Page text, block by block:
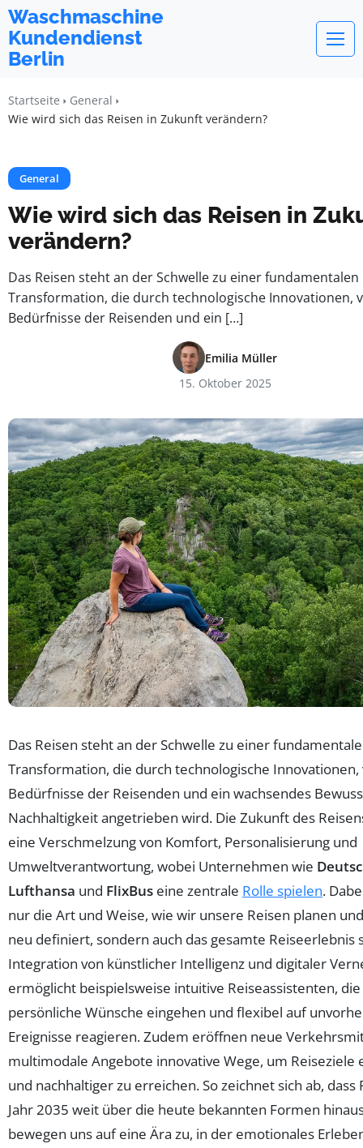
Waschmaschine
Kundendienst
Berlin
Startseite
General
Wie wird sich das Reisen in Zukunft verändern?
General
Wie wird sich das Reisen in
verändern?
Das Reisen steht an der Schwelle zu einer fundamentalen
Transformation, die durch technologische Innovationen,
Bedürfnisse der Reisenden und ein […]
Emilia Müller
15. Oktober 2025
Das Reisen steht an der Schwelle zu einer
Transformation, die durch technologische
Bedürfnisse der Reisenden und ein wachsendes
Nachhaltigkeit angetrieben wird. Die Zukunft des
eine Verschmelzung von Komfort, Personalisierung und
Umweltverantwortung, wobei Unternehmen wie
Lufthansa und FlixBus eine zentrale Rolle spielen.
nur die Art und Weise, wie wir unsere Reisen planen
neu definiert, sondern auch das gesamte Reiseerlebnis
Integration von künstlicher Intelligenz und digitaler
ermöglicht beispielsweise intuitive Reiseassistenten,
persönliche Wünsche eingehen und flexibel auf
Ereignisse reagieren. Zudem eröffnen neue
multimodale Angebote innovative Wege, um Reiseziele
und nachhaltiger zu erreichen. So zeichnet sich ab, dass
Jahr 2035 weit über die heute bekannten Formen
bewegen uns auf eine Ära zu, in der emotionales